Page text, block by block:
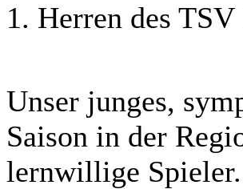
1. Herren des
Unser junges,
Saison in der
lernwillige Spieler.